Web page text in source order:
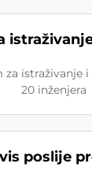
istraživanje i
20 inženjera
poslije